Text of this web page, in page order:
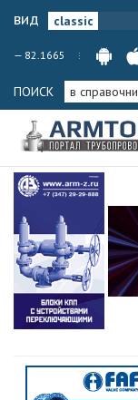
вид
— 82.1665
ПОИСК в